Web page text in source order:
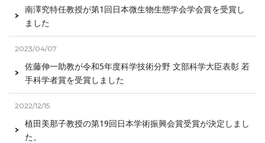
南澤究特任教授が第1回日本微生物生態学会学会賞を受賞し
ました
2023/04/07
佐藤伸一助教が令和5年度科学技術分野 文部科学大臣表彰 若
手科学者賞を受賞しました
2022/12/15
植田美那子教授の第19回日本学術振興会賞受賞が決定しまし
た。